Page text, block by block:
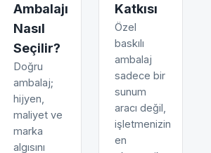
Ambalajı
Nasıl
Seçilir?
Doğru
ambalaj;
hijyen,
maliyet ve
marka
algısını
Katkısı
Özel
baskılı
ambalaj
sadece bir
sunum
aracı değil,
işletmenizin
en